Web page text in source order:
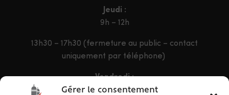
Gérer le consentement
Jeudi :
9h – 12h
13h30 – 17h30 (fermeture au public – contact
uniquement par téléphone)
Vendredi :
9h – 12h & 13h30 – 16h30